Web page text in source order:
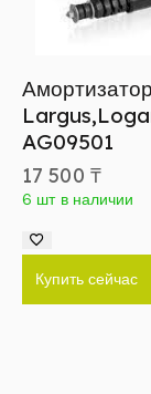
AG09501
17 500 ₸
6 шт в наличии
Купить сейчас